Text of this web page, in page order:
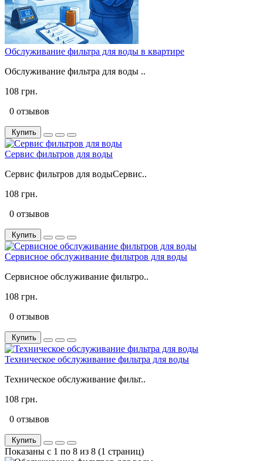
Обслуживание фильтра для воды в квартире
Обслуживание фильтра для воды ..
108 грн.
0 отзывов
Купить
Сервис фильтров для воды
Сервис фильтров для водыСервис..
108 грн.
0 отзывов
Купить
Сервисное обслуживание фильтров для воды
Сервисное обслуживание фильтро..
108 грн.
0 отзывов
Купить
Техническое обслуживание фильтра для воды
Техническое обслуживание фильт..
108 грн.
0 отзывов
Купить
Показаны с 1 по 8 из 8 (1 страниц)